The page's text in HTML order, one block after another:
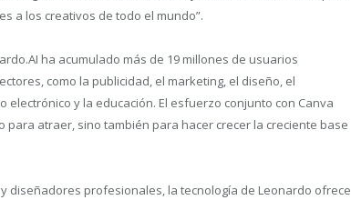
a los creativos de todo el mundo”.
ha acumulado más de 19 millones de usuarios
como la publicidad, el marketing, el diseño, el
y la educación. El esfuerzo conjunto con Canva
atraer, sino también para hacer crecer la creciente base
diseñadores profesionales, la tecnología de Leonardo ofrece